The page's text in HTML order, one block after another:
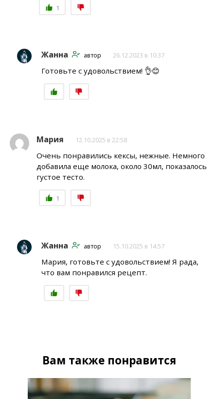
1
Жанна автор 26.12.2023 в 10:37
Готовьте с удовольствием! 👌😊
Мария 12.10.2025 в 22:58
Очень понравились кексы, нежные. Немного
добавила еще молока, около 30мл, показалось
густое тесто.
1
Жанна автор 15.10.2025 в 14:57
Мария, готовьте с удовольствием! Я рада,
что вам понравился рецепт.
Вам также понравится